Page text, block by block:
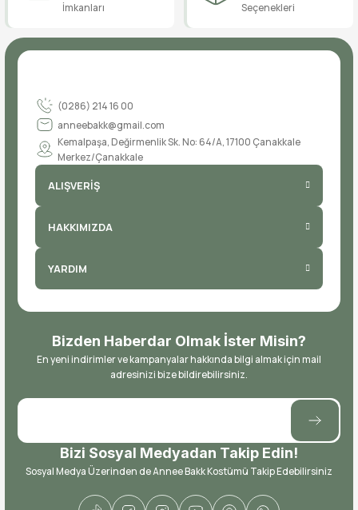
İmkanları
Seçenekleri
(0286) 214 16 00
anneebakk@gmail.com
Kemalpaşa, Değirmenlik Sk. No: 64/A, 17100 Çanakkale
Merkez/Çanakkale
ALIŞVERİŞ
HAKKIMIZDA
YARDIM
Bizden Haberdar Olmak İster Misin?
En yeni indirimler ve kampanyalar hakkında bilgi almak için mail
adresinizi bize bildirebilirsiniz.
Bizi Sosyal Medyadan Takip Edin!
Sosyal Medya Üzerinden de Annee Bakk Kostümü Takip Edebilirsiniz